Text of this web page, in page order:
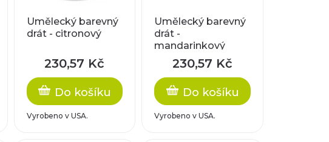
Umělecký barevný
drát - citronový
230,57 Kč
Do košíku
Vyrobeno v USA.
Umělecký barevný
drát -
mandarinkový
230,57 Kč
Do košíku
Vyrobeno v USA.